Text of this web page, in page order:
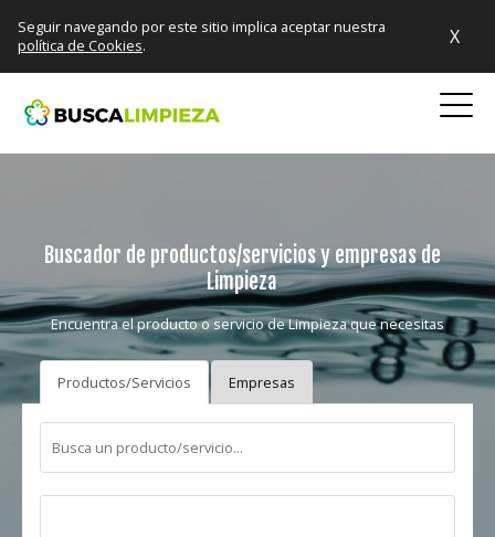
Seguir navegando por este sitio implica aceptar nuestra
política de Cookies. X
Buscador de productos/servicios y empresas de
Limpieza
Encuentra el producto o servicio de Limpieza que necesitas
Productos/Servicios Empresas